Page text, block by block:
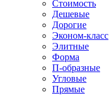
Стоимость
Дешевые
Дорогие
Эконом-класс
Элитные
Форма
П-образные
Угловые
Прямые